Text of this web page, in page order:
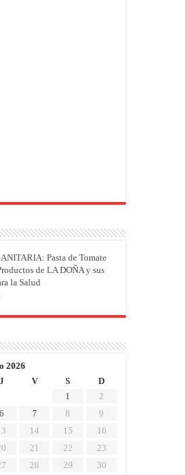
Pasta de Tomate
de LA DOÑA y sus
la Salud
2026
J V S
D
1
2
6 7 8
9
14 15
16
21 22
23
28 29 30